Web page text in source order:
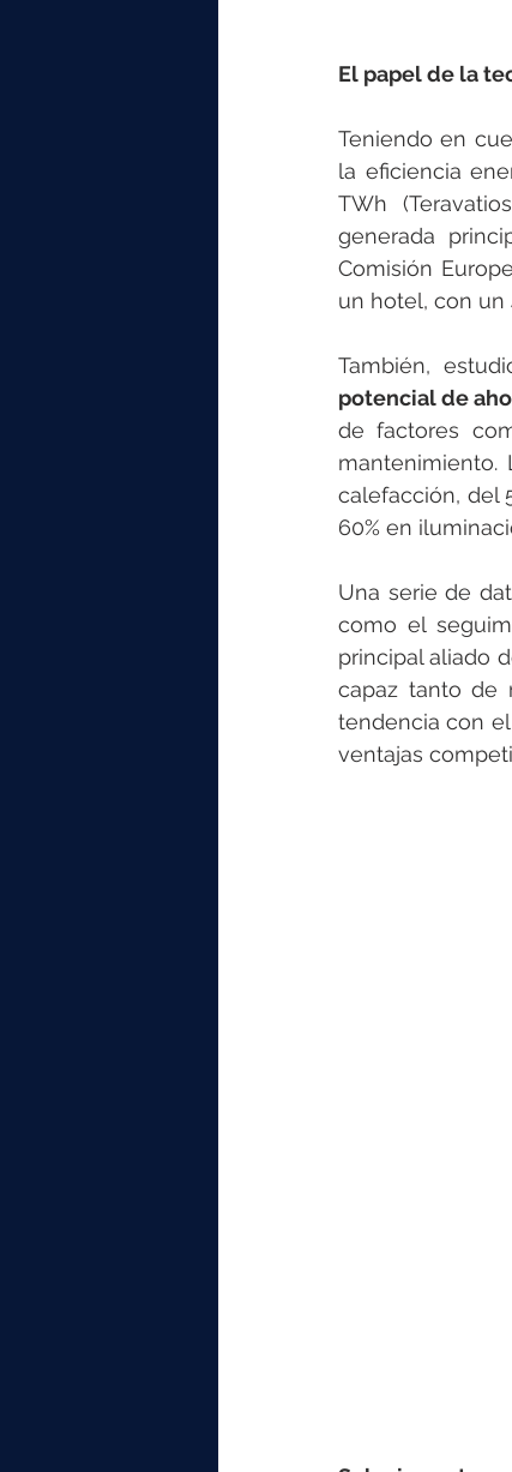
El papel de la
Teniendo en
la eficiencia
TWh
generada
Comisión
un hotel, con un
También,
potencial de
de factores
mantenimiento.
calefacción, del
60% en
Una serie de
como el
principal aliado
capaz tanto de
tendencia con
ventajas